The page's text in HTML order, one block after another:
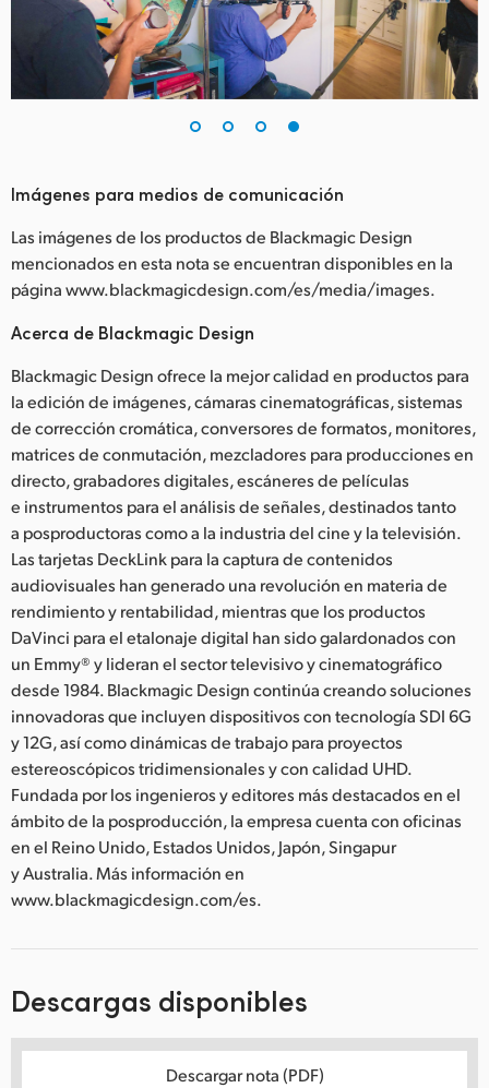
Imágenes para medios de comunicación
Las imágenes de los productos de Blackmagic Design
mencionados en esta nota se encuentran disponibles en la
página www.blackmagicdesign.com/es/media/images.
Acerca de Blackmagic Design
Blackmagic Design ofrece la mejor calidad en productos para
la edición de imágenes, cámaras cinematográficas, sistemas
de corrección cromática, conversores de formatos, monitores,
matrices de conmutación, mezcladores para producciones en
directo, grabadores digitales, escáneres de películas
e instrumentos para el análisis de señales, destinados tanto
a posproductoras como a la industria del cine y la televisión.
Las tarjetas DeckLink para la captura de contenidos
audiovisuales han generado una revolución en materia de
rendimiento y rentabilidad, mientras que los productos
DaVinci para el etalonaje digital han sido galardonados con
un Emmy® y lideran el sector televisivo y cinematográfico
desde 1984. Blackmagic Design continúa creando soluciones
innovadoras que incluyen dispositivos con tecnología SDI 6G
y 12G, así como dinámicas de trabajo para proyectos
estereoscópicos tridimensionales y con calidad UHD.
Fundada por los ingenieros y editores más destacados en el
ámbito de la posproducción, la empresa cuenta con oficinas
en el Reino Unido, Estados Unidos, Japón, Singapur
y Australia. Más información en
www.blackmagicdesign.com/es.
Descargas disponibles
Descargar nota (PDF)